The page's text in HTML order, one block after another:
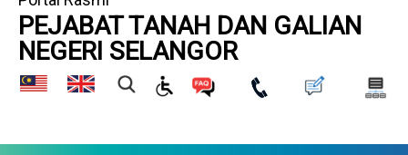
PEJABAT TANAH DAN GALIAN
NEGERI SELANGOR